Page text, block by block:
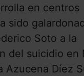
en centros
sido
Soto a la
del suicidio en
Azucena Díez